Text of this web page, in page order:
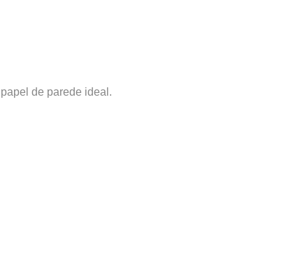
de parede ideal.